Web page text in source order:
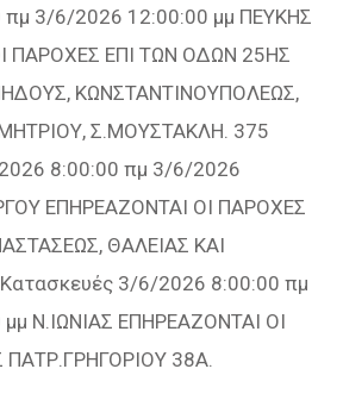
3/6/2026 12:00:00 μμ ΠΕΥΚΗΣ
ΠΑΡΟΧΕΣ ΕΠΙ ΤΩΝ ΟΔΩΝ 25ΗΣ
ΚΩΝΣΤΑΝΤΙΝΟΥΠΟΛΕΩΣ,
Σ.ΜΟΥΣΤΑΚΛΗ. 375
8:00:00 πμ 3/6/2026
ΕΠΗΡΕΑΖΟΝΤΑΙ ΟΙ ΠΑΡΟΧΕΣ
ΘΑΛΕΙΑΣ ΚΑΙ
3/6/2026 8:00:00 πμ
Ν.ΙΩΝΙΑΣ ΕΠΗΡΕΑΖΟΝΤΑΙ ΟΙ
ΠΑΤΡ.ΓΡΗΓΟΡΙΟΥ 38Α.